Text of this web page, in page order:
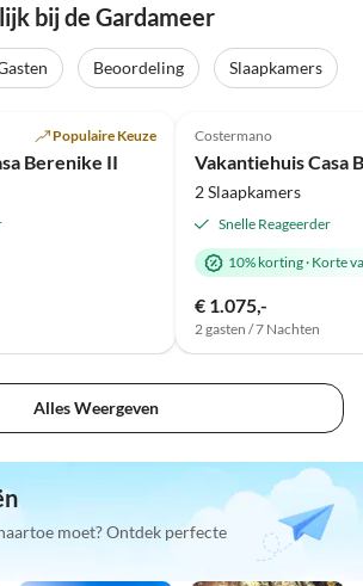
bij de Gardameer
Beoordeling Slaapkamers
Populaire Keuze
Berenike II
Costermano
Vakantiehuis Casa
2 Slaapkamers
Snelle Reageerder
10% korting· Korte
€ 1.075,-
2 gasten / 7 Nachten
Alles Weergeven
moet? Ontdek perfecte